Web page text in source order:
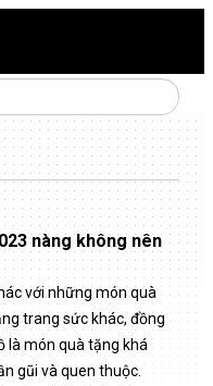
nàng không nên
với những món quà
trang sức khác, đồng
là món quà tặng khá
gũi và quen thuộc.